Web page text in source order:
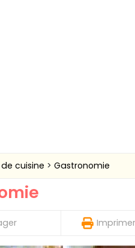
cuisine Gastronomie